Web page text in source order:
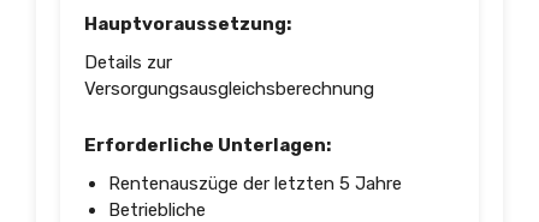
Hauptvoraussetzung:
Details zur
Versorgungsausgleichsberechnung
Erforderliche Unterlagen:
Rentenauszüge der letzten 5 Jahre
Betriebliche